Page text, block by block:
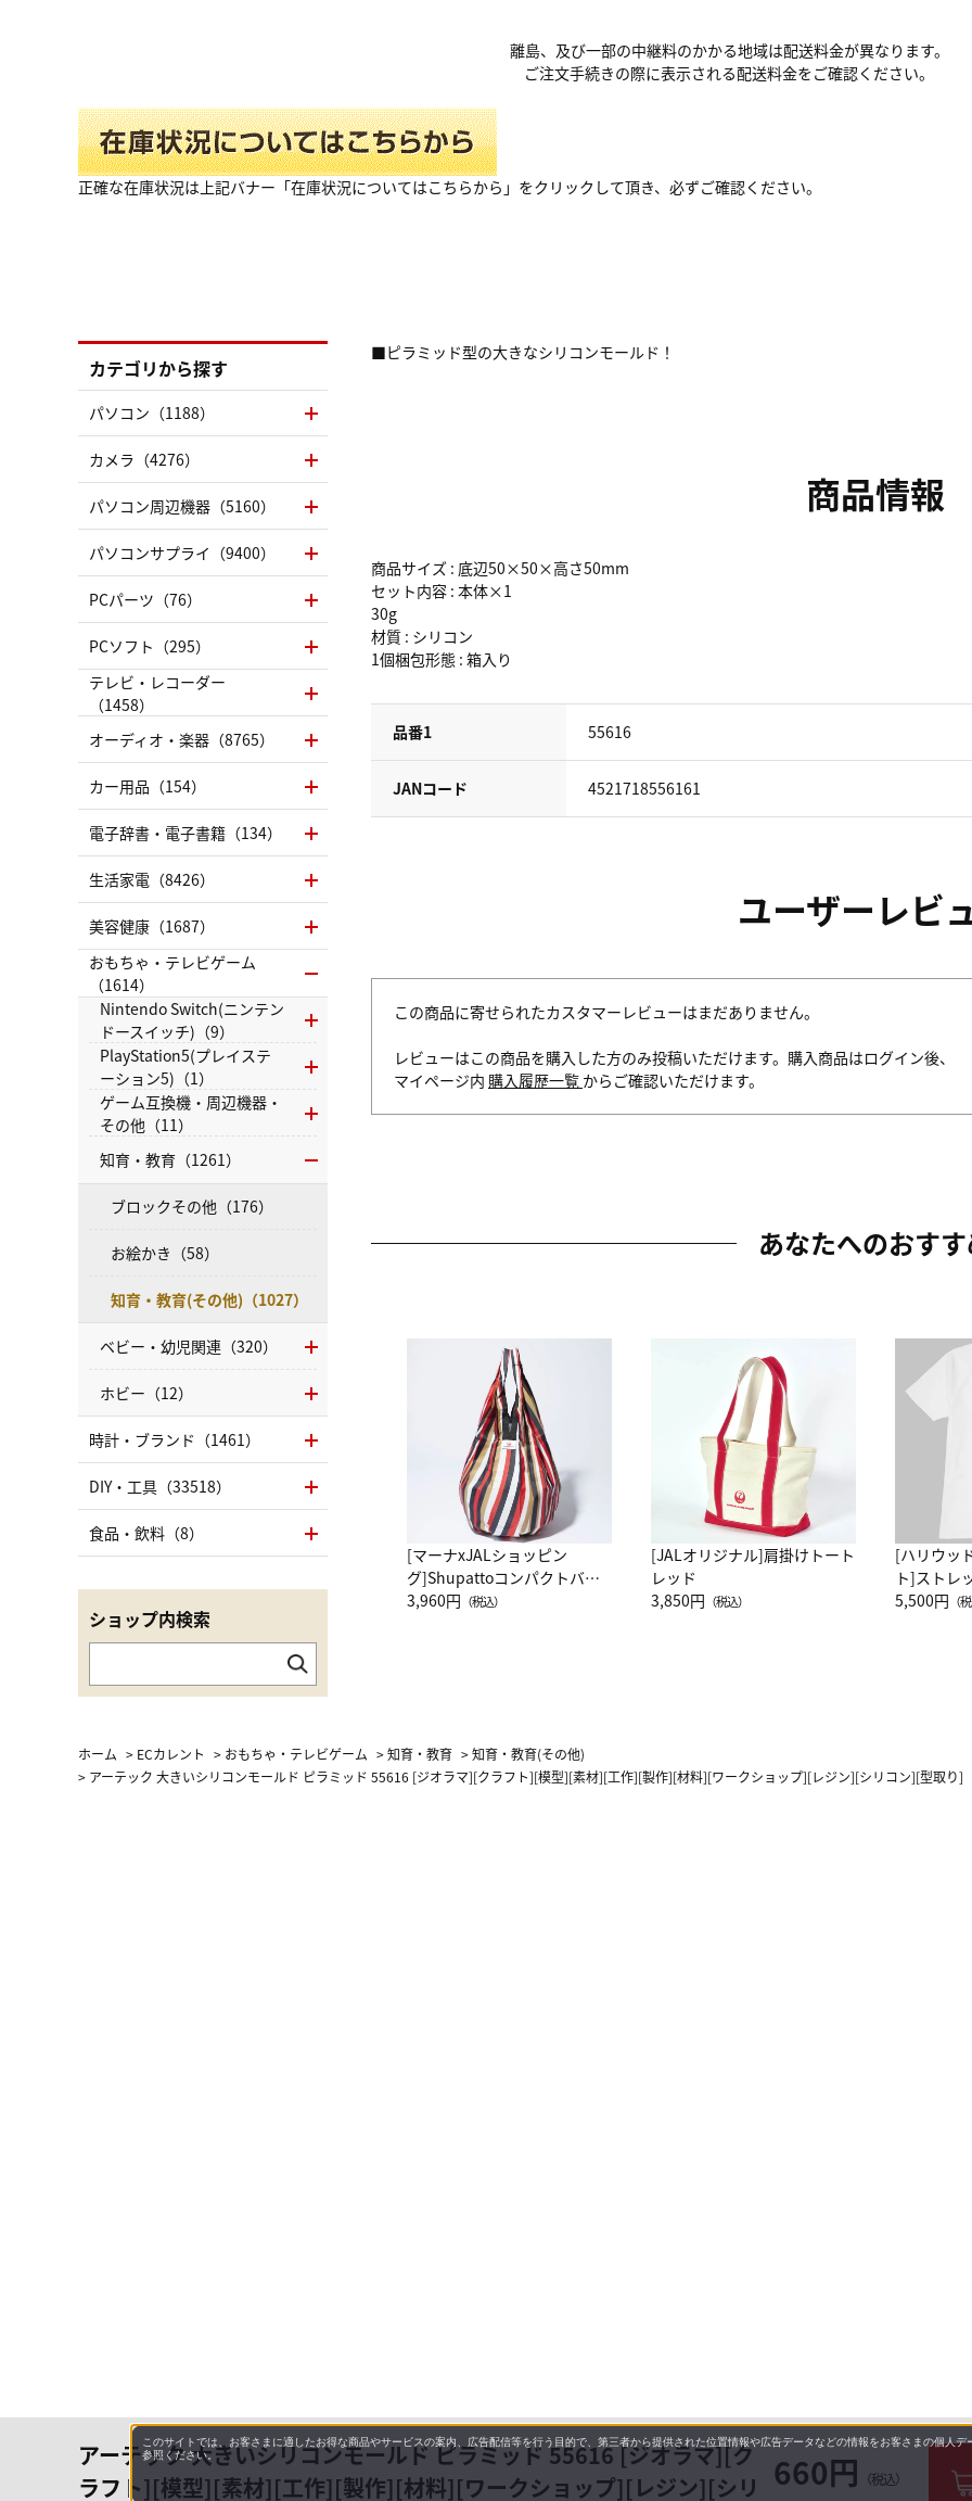
アーテック 大きいシリコンモールド ピラミッド 55616 [ジオラマ][ク
ラフト][模型][素材][工作][製作][材料][ワークショップ][レジン][シリ
660円 （税込）
離島、及び一部の中継料のかかる地域は配送料金が異なります。
ご注文手続きの際に表示される配送料金をご確認ください。
正確な在庫状況は上記バナー「在庫状況についてはこちらから」をクリックして頂き、必ずご確認ください。
■ピラミッド型の大きなシリコンモールド！
商品情報
商品サイズ : 底辺50×50×高さ50mm
セット内容 : 本体×1
30g
材質 : シリコン
1個梱包形態 : 箱入り
品番1 55616
JANコード 4521718556161
ユーザーレビ
この商品に寄せられたカスタマーレビューはまだありません。
レビューはこの商品を購入した方のみ投稿いただけます。購入商品はログイン後、
マイページ内 購入履歴一覧 からご確認いただけます。
あなたへのおす
[マーナxJALショッピン
グ]Shupattoコンパクトバッ
グ Drop JAL客室乗務員
3,960円 （税込）
[JALオリジナル]肩掛けトート
レッド
3,850円 （税込）
[ハリウッ
ト]ストレ
ーネック
5,500円 （
カテゴリから探す
パソコン（1188）
カメラ（4276）
パソコン周辺機器（5160）
パソコンサプライ（9400）
PCパーツ（76）
PCソフト（295）
テレビ・レコーダー
（1458）
オーディオ・楽器（8765）
カー用品（154）
電子辞書・電子書籍（134）
生活家電（8426）
美容健康（1687）
おもちゃ・テレビゲーム
（1614）
Nintendo Switch(ニンテン
ドースイッチ)（9）
PlayStation5(プレイステ
ーション5)（1）
ゲーム互換機・周辺機器・
その他（11）
知育・教育（1261）
ブロックその他（176）
お絵かき（58）
知育・教育(その他)（1027）
ベビー・幼児関連（320）
ホビー（12）
時計・ブランド（1461）
DIY・工具（33518）
食品・飲料（8）
ショップ内検索
ホーム > ECカレント > おもちゃ・テレビゲーム >知育・教育 >知育・教育(その他)
> アーテック 大きいシリコンモールド ピラミッド 55616 [ジオラマ][クラフト][模型][素材][工作][製作][材料][ワークショップ][レジン][シリコン][型取り]
このサイトでは、お客さまに適したお得な商品やサービスの案内、広告配信等を行う目的で、第三者から提供された位置情報や広告データなどの情報をお客さまの個人
参照ください。